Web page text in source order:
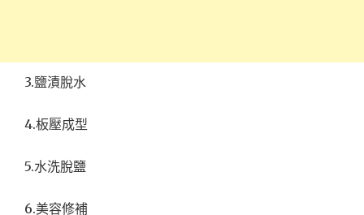
3.鹽漬脫水
4.板壓成型
5.水洗脫鹽
6.美容修補